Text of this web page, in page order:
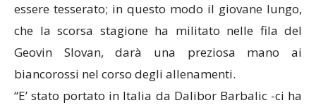
essere tesserato; in questo modo il giovane lungo,
che la scorsa stagione ha militato nelle fila del
Geovin Slovan, darà una preziosa mano ai
biancorossi nel corso degli allenamenti.
“E’ stato portato in Italia da Dalibor Barbalic -ci ha